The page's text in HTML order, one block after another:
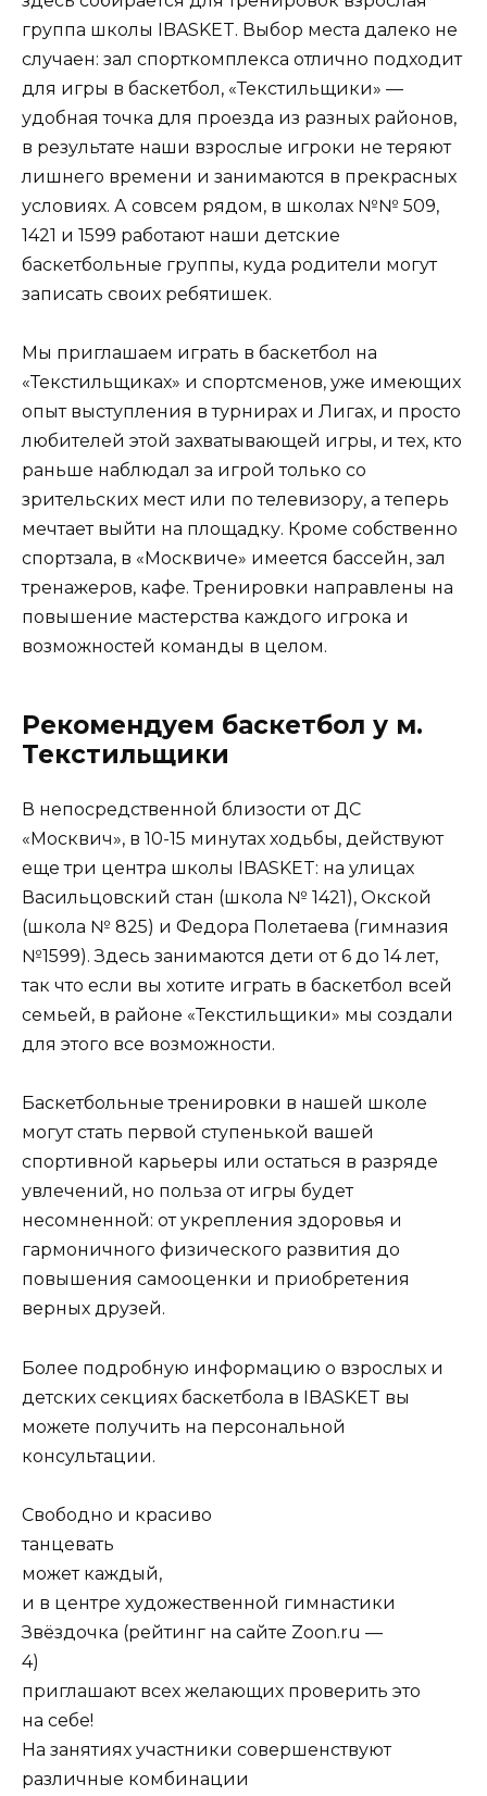
группа школы IBASKET. Выбор места далеко не
случаен: зал спорткомплекса отлично подходит
для игры в баскетбол, «Текстильщики» —
удобная точка для проезда из разных районов,
в результате наши взрослые игроки не теряют
лишнего времени и занимаются в прекрасных
условиях. А совсем рядом, в школах №№ 509,
1421 и 1599 работают наши детские
баскетбольные группы, куда родители могут
записать своих ребятишек.
Мы приглашаем играть в баскетбол на
«Текстильщиках» и спортсменов, уже имеющих
опыт выступления в турнирах и Лигах, и просто
любителей этой захватывающей игры, и тех, кто
раньше наблюдал за игрой только со
зрительских мест или по телевизору, а теперь
мечтает выйти на площадку. Кроме собственно
спортзала, в «Москвиче» имеется бассейн, зал
тренажеров, кафе. Тренировки направлены на
повышение мастерства каждого игрока и
возможностей команды в целом.
Рекомендуем баскетбол у м.
Текстильщики
В непосредственной близости от ДС
«Москвич», в 10-15 минутах ходьбы, действуют
еще три центра школы IBASKET: на улицах
Васильцовский стан (школа № 1421), Окской
(школа № 825) и Федора Полетаева (гимназия
№1599). Здесь занимаются дети от 6 до 14 лет,
так что если вы хотите играть в баскетбол всей
семьей, в районе «Текстильщики» мы создали
для этого все возможности.
Баскетбольные тренировки в нашей школе
могут стать первой ступенькой вашей
спортивной карьеры или остаться в разряде
увлечений, но польза от игры будет
несомненной: от укрепления здоровья и
гармоничного физического развития до
повышения самооценки и приобретения
верных друзей.
Более подробную информацию о взрослых и
детских секциях баскетбола в IBASKET вы
можете получить на персональной
консультации.
Свободно и красиво
танцевать
может каждый,
и в центре художественной гимнастики
Звёздочка (рейтинг на сайте Zoon.ru —
4)
приглашают всех желающих проверить это
на себе!
На занятиях участники совершенствуют
различные комбинации